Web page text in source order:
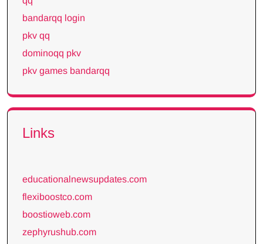
bandarqq login
pkv qq
dominoqq pkv
pkv games bandarqq
Links
educationalnewsupdates.com
flexiboostco.com
boostioweb.com
zephyrushub.com